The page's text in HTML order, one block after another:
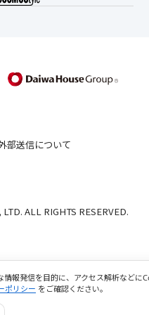
部送信について
ALL RIGHTS RESERVED.
報発信を目的に、アクセス解析などに
ポリシー をご確認ください。